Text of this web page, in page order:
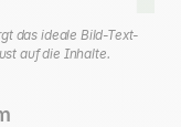
das ideale Bild-Text-
auf die Inhalte.